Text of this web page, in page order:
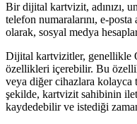
Bir dijital kartvizit, adınızı,
telefon numaralarını, e-
olarak, sosyal medya
Dijital kartvizitler, genellikle
özellikleri içerebilir. Bu
veya diğer cihazlara kolayca
şekilde, kartvizit sahibinin
kaydedebilir ve istediği